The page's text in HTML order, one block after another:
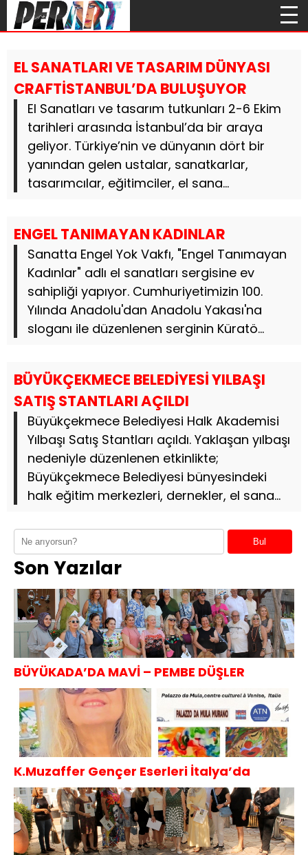
EL SANATLARI VE TASARIM DÜNYASI
CRAFTİSTANBUL’DA BULUŞUYOR
El Sanatları ve tasarım tutkunları 2-6 Ekim
tarihleri arasında İstanbul’da bir araya
geliyor. Türkiye’nin ve dünyanın dört bir
yanından gelen ustalar, sanatkarlar,
tasarımcılar, eğitimciler, el sana...
ENGEL TANIMAYAN KADINLAR
Sanatta Engel Yok Vakfı, "Engel Tanımayan
Kadınlar" adlı el sanatları sergisine ev
sahipliği yapıyor. Cumhuriyetimizin 100.
Yılında Anadolu'dan Anadolu Yakası'na
sloganı ile düzenlenen serginin Küratö...
BÜYÜKÇEKMECE BELEDİYESİ YILBAŞI
SATIŞ STANTLARI AÇILDI
Büyükçekmece Belediyesi Halk Akademisi
Yılbaşı Satış Stantları açıldı. Yaklaşan yılbaşı
nedeniyle düzenlenen etkinlikte;
Büyükçekmece Belediyesi bünyesindeki
halk eğitim merkezleri, dernekler, el sana...
Bul
Son Yazılar
BÜYÜKADA’DA MAVİ – PEMBE DÜŞLER
K.Muzaffer Gençer Eserleri İtalya’da